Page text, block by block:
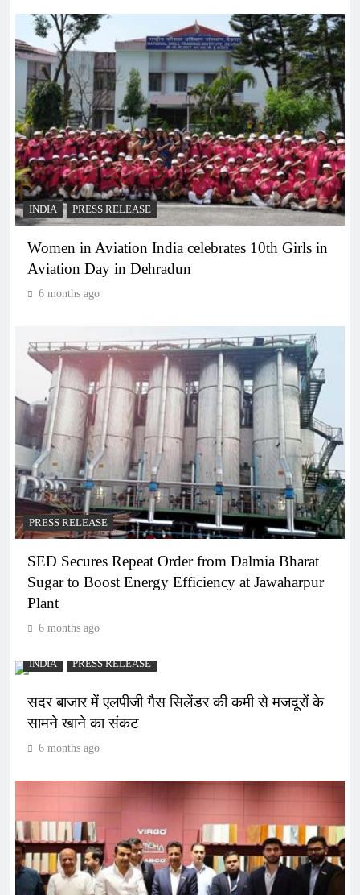
INDIA PRESS RELEASE
Women in Aviation India celebrates 10th Girls in
Aviation Day in Dehradun
6 months ago
PRESS RELEASE
SED Secures Repeat Order from Dalmia Bharat
Sugar to Boost Energy Efficiency at Jawaharpur
Plant
6 months ago
INDIA PRESS RELEASE
सदर बाजार में एलपीजी गैस सिलेंडर की कमी से मजदूरों के
सामने खाने का संकट
6 months ago